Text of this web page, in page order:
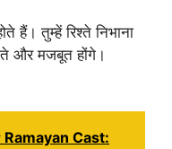
हैं। तुम्हें रिश्ते निभाना
और मजबूत होंगे।
Cast: